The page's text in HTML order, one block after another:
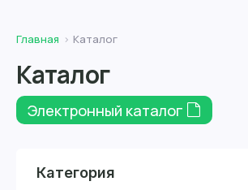
Главная Каталог
Каталог
Электронный каталог
Категория